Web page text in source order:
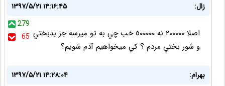
زال:
۱۳۹۷/۵/۲۱ ۱۴:۱۶:۴۵
279
65 اصلا ٢٠٠٠٠٠ نه ٥٠٠٠٠٠ خب چي به تو ميرسه جز بدبختي
و شور بختي مردم ؟ كي ميخواهيم آدم شويم؟
بهرام:
۱۳۹۷/۵/۲۱ ۱۴:۲۸:۰۴